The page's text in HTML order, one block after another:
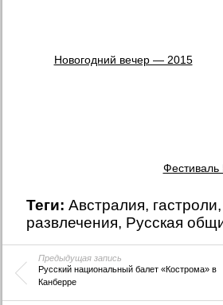
Новогодний вечер — 2015
Фестиваль
Теги: Австралия, гастроли,
развлечения, Русская
Предыдущая запись
Русский национальный балет «Кострома» в
Канберре